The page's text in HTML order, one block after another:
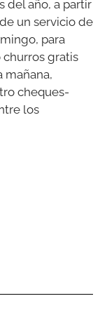
del año, a partir
un servicio de
para
gratis
mañana,
cheques-
los